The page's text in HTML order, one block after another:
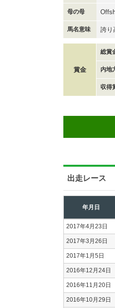
母の母
馬名意味 誇り
賞金
総賞
内地
収得
出走レース
年月日
2017年4月23日
2017年3月26日
2017年1月5日
2016年12月24日
2016年11月20日
2016年10月29日